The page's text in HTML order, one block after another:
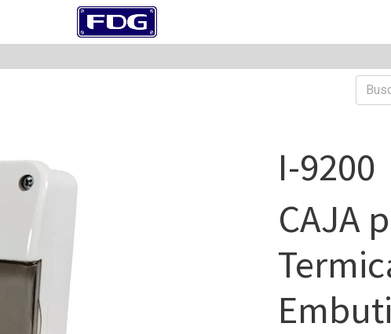
I-9200
CAJA